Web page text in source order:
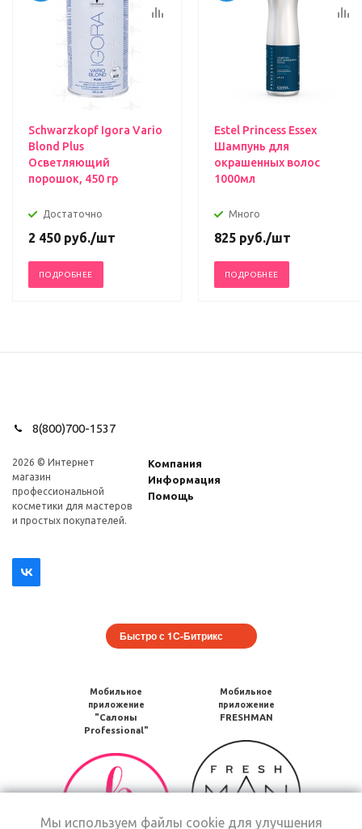
Schwarzkopf Igora Vario
Blond Plus
Осветляющий
порошок, 450 гр
Достаточно
2 450 руб./шт
ПОДРОБНЕЕ
Estel Princess Essex
Шампунь для
окрашенных волос
1000мл
Много
825 руб./шт
ПОДРОБНЕЕ
8(800)700-1537
2026 © Интернет
магазин
профеcсиональной
косметики для мастеров
и простых покупателей.
Компания
Информация
Помощь
Быстро с 1С-Битрикс
Мобильное
приложение
"Салоны
Professional"
Мобильное
приложение
Салоны
загрузить
Мобильное
приложение
FRESHMAN
Мобильное
приложение
FRESHMAN
Мы используем файлы cookie для улучшения